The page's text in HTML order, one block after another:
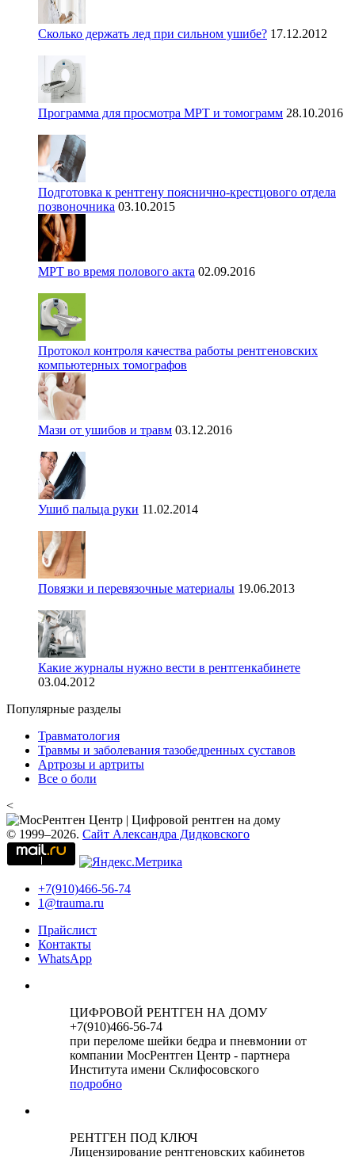
Сколько держать лед при сильном ушибе? 17.12.2012
Программа для просмотра МРТ и томограмм 28.10.2016
Подготовка к рентгену пояснично-крестцового отдела
позвоночника 03.10.2015
МРТ во время полового акта 02.09.2016
Протокол контроля качества работы рентгеновских
компьютерных томографов
Мази от ушибов и травм 03.12.2016
Ушиб пальца руки 11.02.2014
Повязки и перевязочные материалы 19.06.2013
Какие журналы нужно вести в рентгенкабинете
03.04.2012
Популярные разделы
Травматология
Травмы и заболевания тазобедренных суставов
Артрозы и артриты
Все о боли
<
© 1999–2026. Сайт Александра Дидковского
+7(910)466-56-74
1@trauma.ru
Прайслист
Контакты
WhatsApp
ЦИФРОВОЙ РЕНТГЕН НА ДОМУ
+7(910)466-56-74
при переломе шейки бедра и пневмонии от
компании МосРентген Центр - партнера
Института имени Склифосовского
подробно
РЕНТГЕН ПОД КЛЮЧ
Лицензирование рентгеновских кабинетов